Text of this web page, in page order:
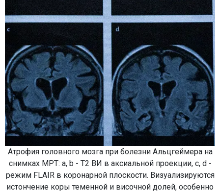
Атрофия головного мозга при болезни Альцгеймера на
снимках МРТ: а, b - Т2 ВИ в аксиальной проекции, с, d -
режим FLAIR в коронарной плоскости. Визуализируются
истончение коры теменной и височной долей, особенно